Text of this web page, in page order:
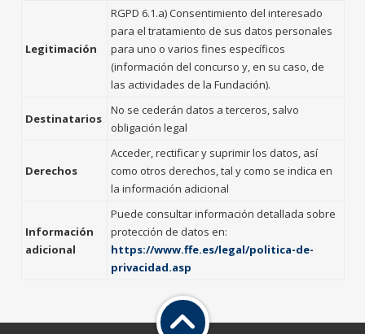
Legitimación
RGPD 6.1.a) Consentimiento del interesado
para el tratamiento de sus datos personales
para uno o varios fines específicos
(información del concurso y, en su caso, de
las actividades de la Fundación).
Destinatarios
No se cederán datos a terceros, salvo
obligación legal
Derechos
Acceder, rectificar y suprimir los datos, así
como otros derechos, tal y como se indica en
la información adicional
Información
adicional
Puede consultar información detallada sobre
protección de datos en:
https://www.ffe.es/legal/politica-de-
privacidad.asp